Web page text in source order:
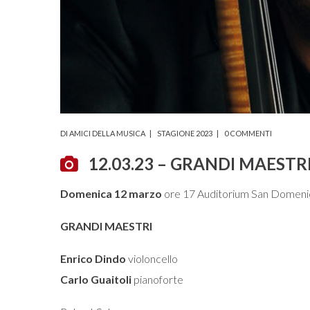
DI AMICI DELLA MUSICA STAGIONE 2023 0 COMMENTI
12.03.23 – GRANDI
Domenica 12 marzo ore 17 Auditorium San
GRANDI MAESTRI
Enrico Dindo violoncello
Carlo Guaitoli pianoforte